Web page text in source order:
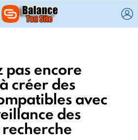
pas encore
créer des
avec
des